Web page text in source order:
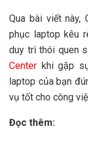
Qua bài viết này,
phục laptop kêu
duy trì thói quen
Center khi gặp
laptop của bạn
vụ tốt cho công
Đọc thêm: